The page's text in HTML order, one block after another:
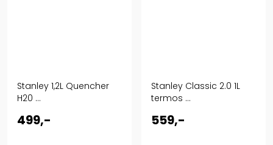
Stanley 1,2L Quencher
H20 ...
499,-
Stanley Classic 2.0 1L
termos ...
559,-